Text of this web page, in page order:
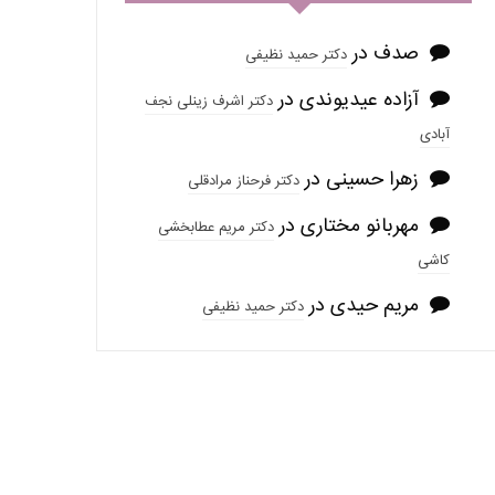
صدف دردکتر حمید نظیفی
آزاده عیدیوندی دردکتر اشرف زینلی نجف
آبادی
زهرا حسینی دردکتر فرحناز مرادقلی
مهربانو مختاری دردکتر مریم عطابخشی
کاشی
مریم حیدی دردکتر حمید نظیفی